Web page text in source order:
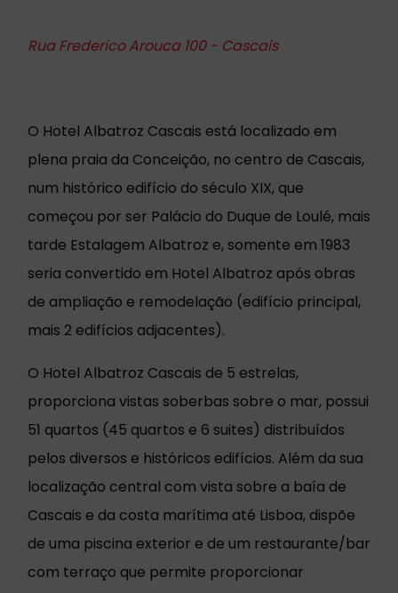
Rua Frederico Arouca 100 - Cascais
O Hotel Albatroz Cascais está localizado em
plena praia da Conceição, no centro de Cascais,
num histórico edifício do século XIX, que
começou por ser Palácio do Duque de Loulé, mais
tarde Estalagem Albatroz e, somente em 1983
seria convertido em Hotel Albatroz após obras
de ampliação e remodelação (edifício principal,
mais 2 edifícios adjacentes).
O Hotel Albatroz Cascais de 5 estrelas,
proporciona vistas soberbas sobre o mar, possui
51 quartos (45 quartos e 6 suites) distribuídos
pelos diversos e históricos edifícios. Além da sua
localização central com vista sobre a baía de
Cascais e da costa marítima até Lisboa, dispõe
de uma piscina exterior e de um restaurante/bar
com terraço que permite proporcionar